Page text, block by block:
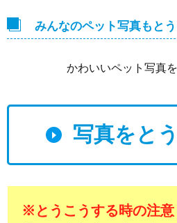
みんなのペット写真もとう
かわいいペット写真
写真をと
※とうこうする時の注意